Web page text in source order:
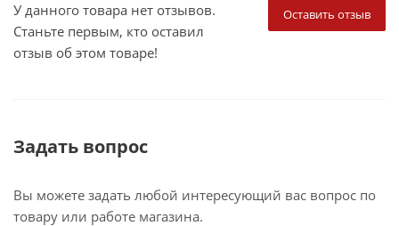
Оставить отзыв
У данного товара нет отзывов.
Станьте первым, кто оставил
отзыв об этом товаре!
Задать вопрос
Вы можете задать любой интересующий вас вопрос по
товару или работе магазина.